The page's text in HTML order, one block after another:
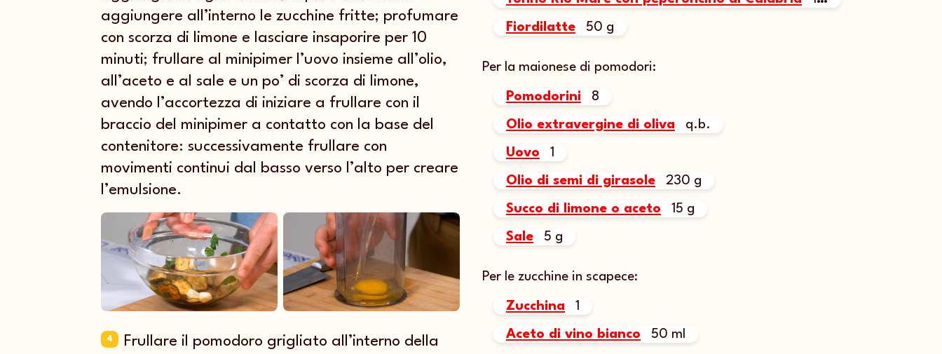
aggiungere all’interno le zucchine fritte; profumare
con scorza di limone e lasciare insaporire per 10
minuti; frullare al minipimer l’uovo insieme all’olio,
all’aceto e al sale e un po’ di scorza di limone,
avendo l’accortezza di iniziare a frullare con il
braccio del minipimer a contatto con la base del
contenitore: successivamente frullare con
movimenti continui dal basso verso l’alto per creare
l’emulsione.
4
Frullare il pomodoro grigliato all’interno della
Fiordilatte
50 g
Per la maionese di pomodori:
Pomodorini
8
Olio extravergine di oliva
q.b.
Uovo
1
Olio di semi di girasole
230 g
Succo di limone o aceto
15 g
Sale
5 g
Per le zucchine in scapece:
Zucchina
1
Aceto di vino bianco
50 ml